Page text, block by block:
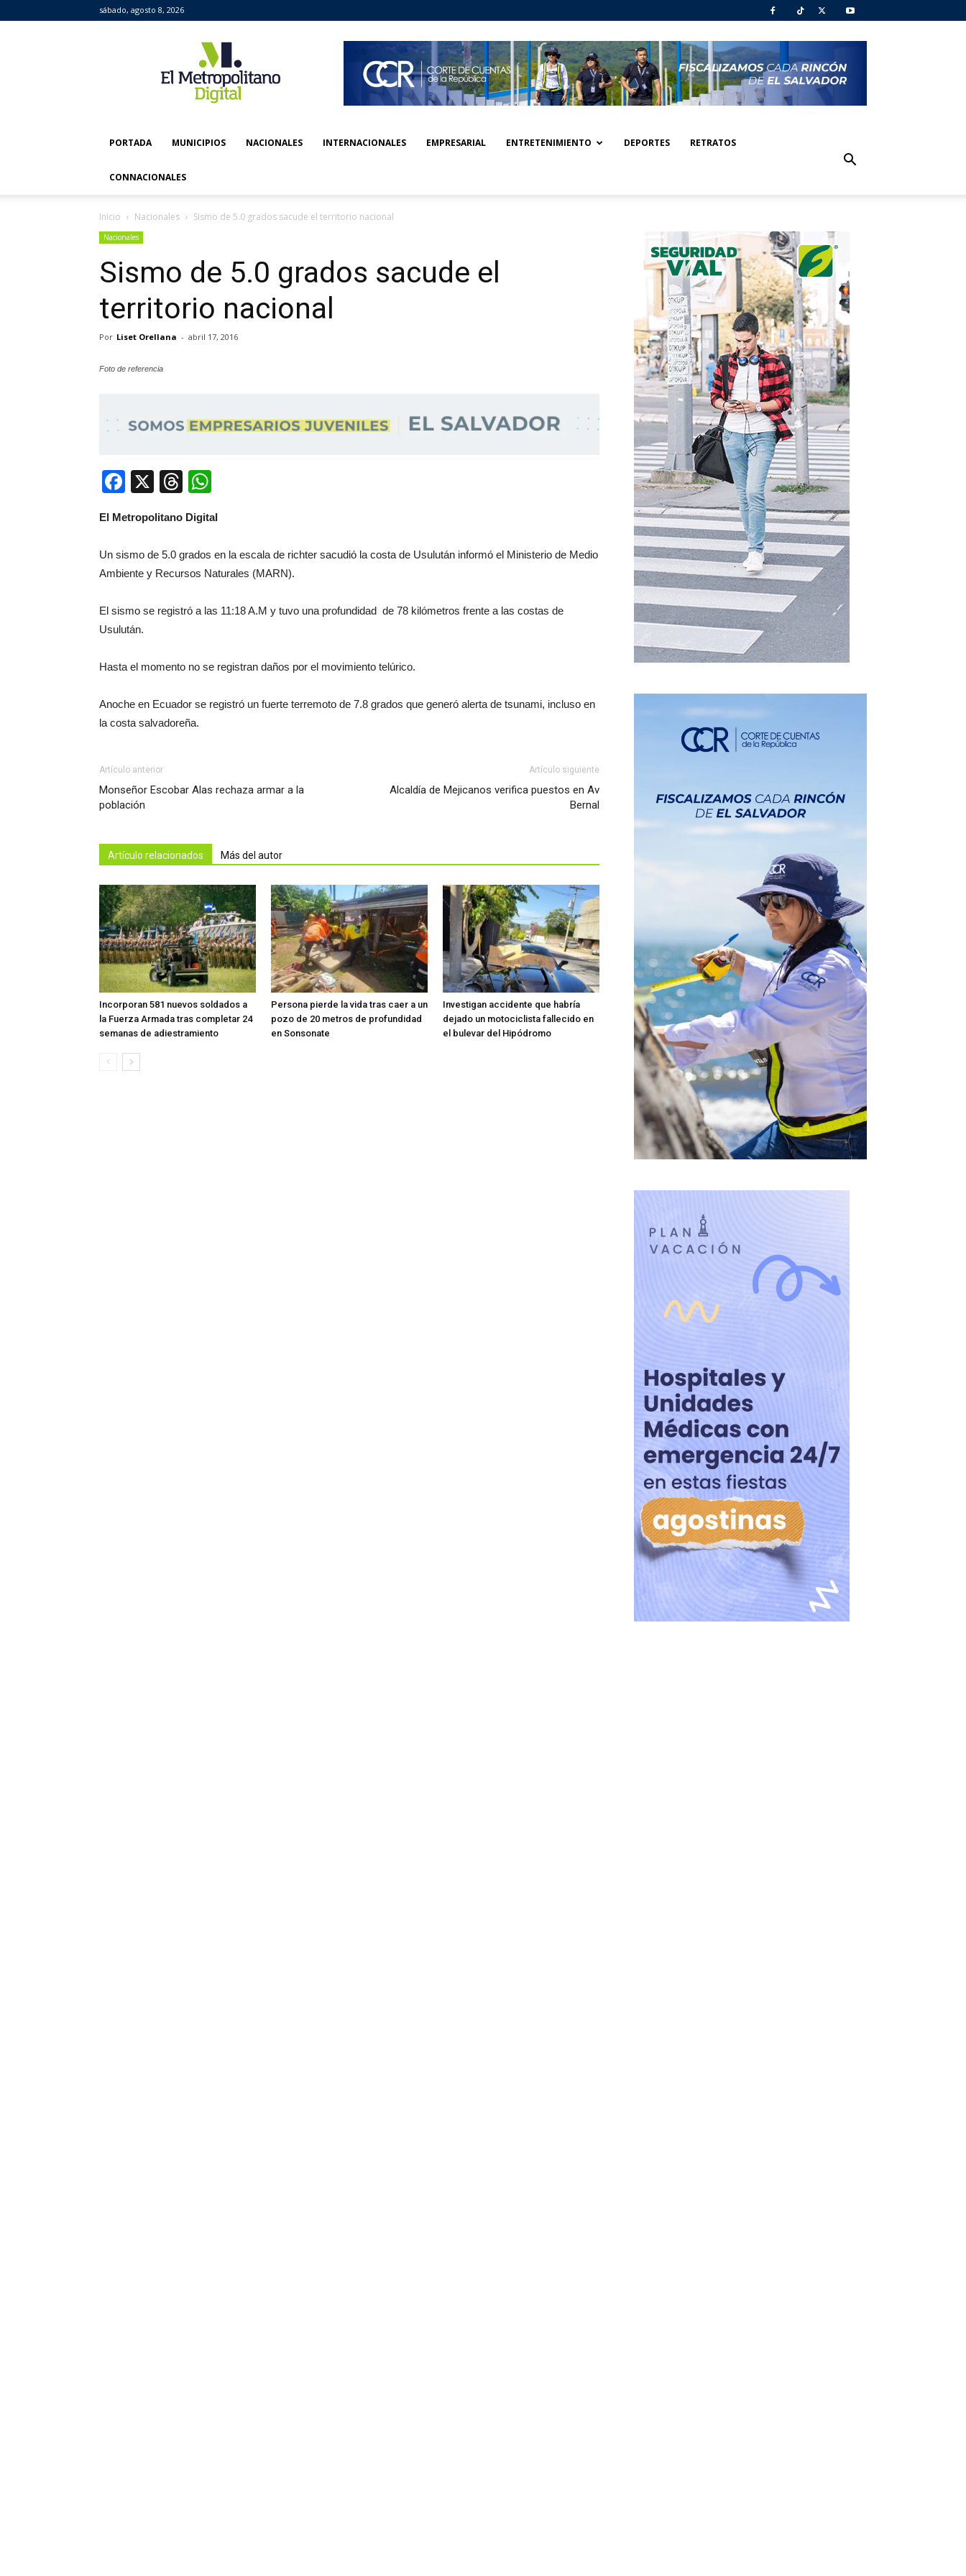
sábado, agosto 8, 2026
Metropolitano
Digital
PORTADA MUNICIPIOS NACIONALES INTERNACIONALES EMPRESARIAL ENTRETENIMIENTO DEPORTES RETRATOS
CONNACIONALES
Inicio Nacionales Sismo de 5.0 grados sacude el territorio nacional
Nacionales
Sismo de 5.0 grados sacude el
territorio nacional
Por Liset Orellana - abril 17, 2016
Foto de referencia
Facebook
X Threads
El Metropolitano Digital
Un sismo de 5.0 grados en la escala de richter sacudió la costa de Usulután informó el Ministerio de Medio
Ambiente y Recursos Naturales (MARN).
El sismo se registró a las 11:18 A.M y tuvo una profundidad de 78 kilómetros frente a las costas de
Usulután.
Hasta el momento no se registran daños por el movimiento telúrico.
Anoche en Ecuador se registró un fuerte terremoto de 7.8 grados que generó alerta de tsunami, incluso en
la costa salvadoreña.
Artículo anterior
Monseñor Escobar Alas rechaza armar a la
población
Artículo siguiente
Alcaldía de Mejicanos verifica puestos en Av
Bernal
Artículo relacionados Más del autor
Incorporan 581 nuevos soldados a
la Fuerza Armada tras completar 24
semanas de adiestramiento
Persona pierde la vida tras caer a un
pozo de 20 metros de profundidad
en Sonsonate
Investigan accidente que habría
dejado un motociclista fallecido en
el bulevar del Hipódromo